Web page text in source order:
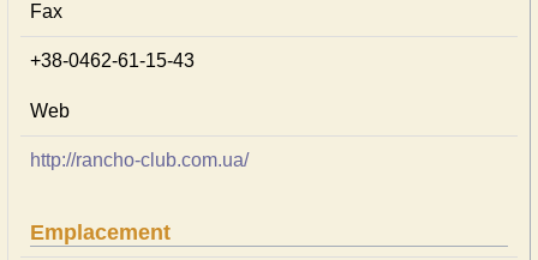
Fax
+38-0462-61-15-43
Web
http://rancho-club.com.ua/
Emplacement